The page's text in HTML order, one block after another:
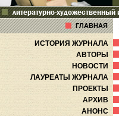
литературно-
ГЛАВНАЯ
ИСТОРИЯ ЖУРНАЛА
АВТОРЫ
НОВОСТИ
ЛАУРЕАТЫ ЖУРНАЛА
ПРОЕКТЫ
АРХИВ
АНОНС